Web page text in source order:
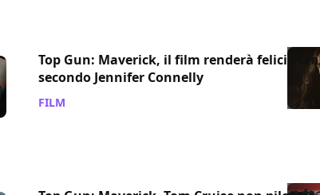
Top Gun: Maverick, il film renderà felici i fan
secondo Jennifer Connelly
FILM